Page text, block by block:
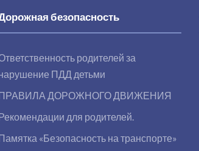
безопасность
родителей за
ПДД детьми
ДОРОЖНОГО ДВИЖЕНИЯ
для родителей.
«Безопасность на транспорте»